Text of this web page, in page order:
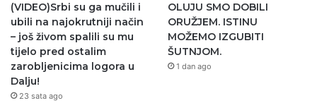
(VIDEO)Srbi su ga mučili i
ubili na najokrutniji način
– još živom spalili su mu
tijelo pred ostalim
zarobljenicima logora u
Dalju!
23 sata ago
OLUJU SMO DOBILI
ORUŽJEM. ISTINU
MOŽEMO IZGUBITI
ŠUTNJOM.
1 dan ago